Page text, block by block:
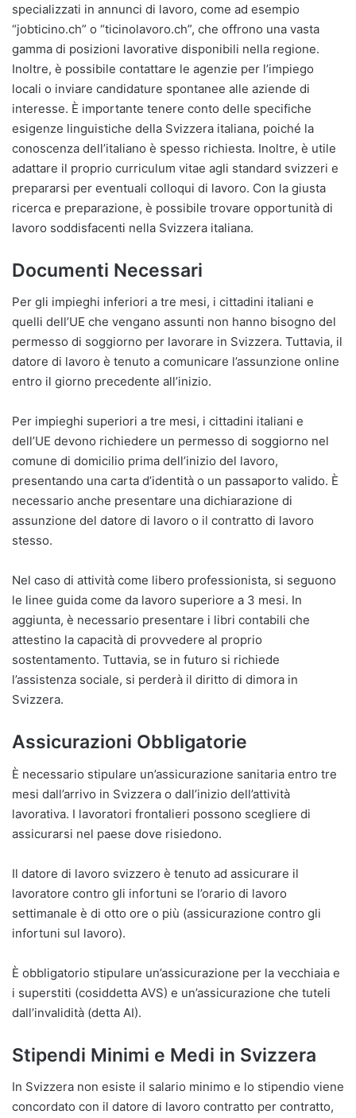
specializzati in annunci di lavoro, come ad esempio
“jobticino.ch” o “ticinolavoro.ch”, che offrono una vasta
gamma di posizioni lavorative disponibili nella regione.
Inoltre, è possibile contattare le agenzie per l’impiego
locali o inviare candidature spontanee alle aziende di
interesse. È importante tenere conto delle specifiche
esigenze linguistiche della Svizzera italiana, poiché la
conoscenza dell’italiano è spesso richiesta. Inoltre, è utile
adattare il proprio curriculum vitae agli standard svizzeri e
prepararsi per eventuali colloqui di lavoro. Con la giusta
ricerca e preparazione, è possibile trovare opportunità di
lavoro soddisfacenti nella Svizzera italiana.
Documenti Necessari
Per gli impieghi inferiori a tre mesi, i cittadini italiani e
quelli dell’UE che vengano assunti non hanno bisogno del
permesso di soggiorno per lavorare in Svizzera. Tuttavia, il
datore di lavoro è tenuto a comunicare l’assunzione online
entro il giorno precedente all’inizio.
Per impieghi superiori a tre mesi, i cittadini italiani e
dell’UE devono richiedere un permesso di soggiorno nel
comune di domicilio prima dell’inizio del lavoro,
presentando una carta d’identità o un passaporto valido. È
necessario anche presentare una dichiarazione di
assunzione del datore di lavoro o il contratto di lavoro
stesso.
Nel caso di attività come libero professionista, si seguono
le linee guida come da lavoro superiore a 3 mesi. In
aggiunta, è necessario presentare i libri contabili che
attestino la capacità di provvedere al proprio
sostentamento. Tuttavia, se in futuro si richiede
l’assistenza sociale, si perderà il diritto di dimora in
Svizzera.
Assicurazioni Obbligatorie
È necessario stipulare un’assicurazione sanitaria entro tre
mesi dall’arrivo in Svizzera o dall’inizio dell’attività
lavorativa. I lavoratori frontalieri possono scegliere di
assicurarsi nel paese dove risiedono.
Il datore di lavoro svizzero è tenuto ad assicurare il
lavoratore contro gli infortuni se l’orario di lavoro
settimanale è di otto ore o più (assicurazione contro gli
infortuni sul lavoro).
È obbligatorio stipulare un’assicurazione per la vecchiaia e
i superstiti (cosiddetta AVS) e un’assicurazione che tuteli
dall’invalidità (detta AI).
Stipendi Minimi e Medi in Svizzera
In Svizzera non esiste il salario minimo e lo stipendio viene
concordato con il datore di lavoro contratto per contratto,